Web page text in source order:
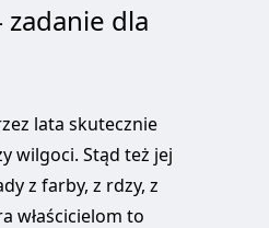
dla
lata skutecznie
wilgoci. Stąd też jej
z farby, z rdzy, z
właścicielom to